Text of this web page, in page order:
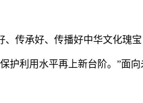
承好、传播好中华文化瑰宝
利用水平再上新台阶。”面